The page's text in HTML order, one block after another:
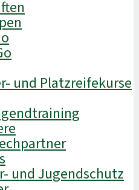
und Platzreifekurse
und Jugendschutz